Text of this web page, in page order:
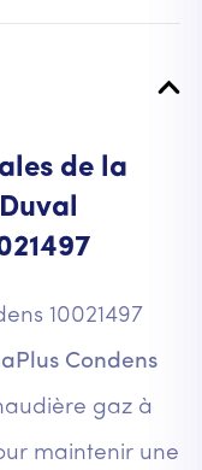
de la
10021497
Condens
gaz à
maintenir une